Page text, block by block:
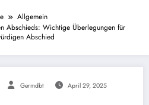
Allgemein
Abschieds: Wichtige Überlegungen für
Abschied
Germdbt April 29, 2025